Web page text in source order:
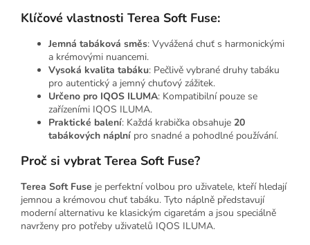
Klíčové vlastnosti Terea Soft Fuse:
Jemná tabáková směs: Vyvážená chuť s harmonickými
a krémovými nuancemi.
Vysoká kvalita tabáku: Pečlivě vybrané druhy tabáku
pro autentický a jemný chuťový zážitek.
Určeno pro IQOS ILUMA: Kompatibilní pouze se
zařízeními IQOS ILUMA.
Praktické balení: Každá krabička obsahuje 20
tabákových náplní pro snadné a pohodlné používání.
Proč si vybrat Terea Soft Fuse?
Terea Soft Fuse je perfektní volbou pro uživatele, kteří hledají
jemnou a krémovou chuť tabáku. Tyto náplně představují
moderní alternativu ke klasickým cigaretám a jsou speciálně
navrženy pro potřeby uživatelů IQOS ILUMA.